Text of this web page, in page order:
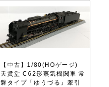
【中古】1/80(HOゲージ)
天賞堂 C62形蒸気機関車 常
磐タイプ「ゆうづる」牽引